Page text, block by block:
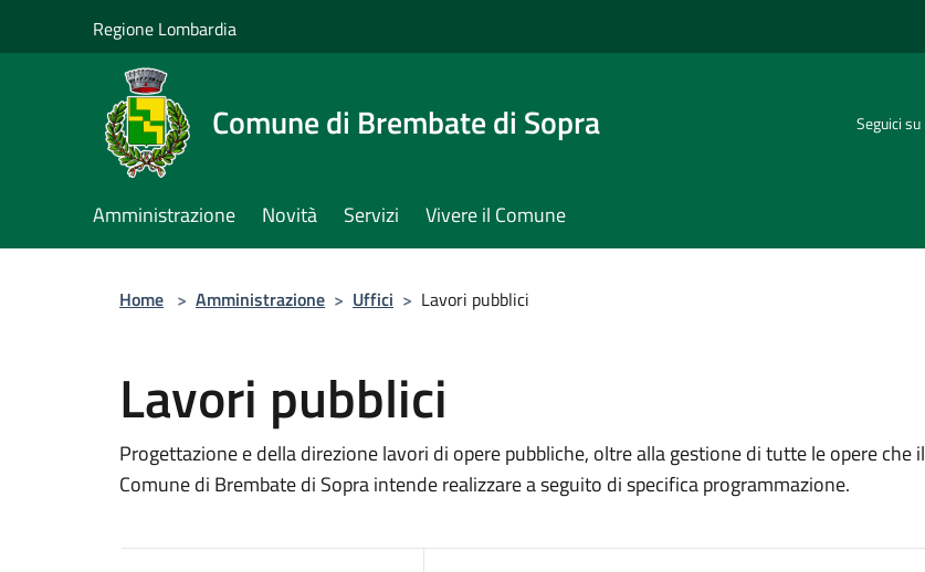
Regione Lombardia
Comune di Brembate di Sopra Seguici su
Amministrazione Novità Servizi Vivere il Comune
Home > Amministrazione > Uffici > Lavori pubblici
Lavori pubblici
Progettazione e della direzione lavori di opere pubbliche, oltre alla gestione di tutte le opere che il
Comune di Brembate di Sopra intende realizzare a seguito di specifica programmazione.